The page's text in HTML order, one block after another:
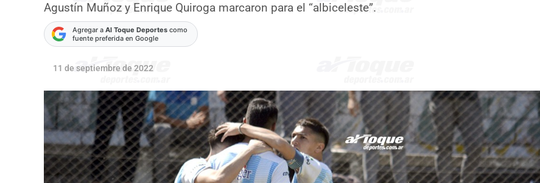
Agustín Muñoz y Enrique Quiroga marcaron para el “albiceleste”.
Agregar a Al Toque Deportes como
fuente preferida en Google
11 de septiembre de 2022